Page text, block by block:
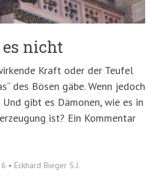
es nicht
Kraft oder der Teufel
des Bösen gäbe. Wenn jedoch
gibt es Dämonen, wie es in
ist? Ein Kommentar
• Eckhard Bieger S.J.